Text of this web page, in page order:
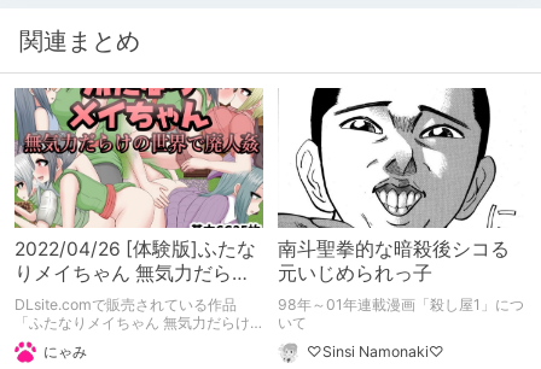
関連まとめ
2022/04/26 [体験版]ふたな
りメイちゃん 無気力だらけ
の世界で廃人姦
DLsite.comで販売されている作品
「ふたなりメイちゃん 無気力だらけ
の世界で廃人姦」（体験版）の備忘録
となります。
にゃみ
南斗聖拳的な暗殺後シコる
元いじめられっ子
98年～01年連載漫画「殺し屋1」につ
いて
♡Sinsi Namonaki♡